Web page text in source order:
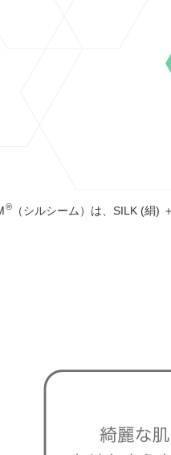
® （シルシーム）は、SILK (絹)